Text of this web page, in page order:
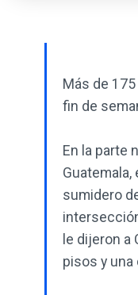
Más de
fin de
En la parte
Guatemala,
sumidero
le dijeron a
pisos y una